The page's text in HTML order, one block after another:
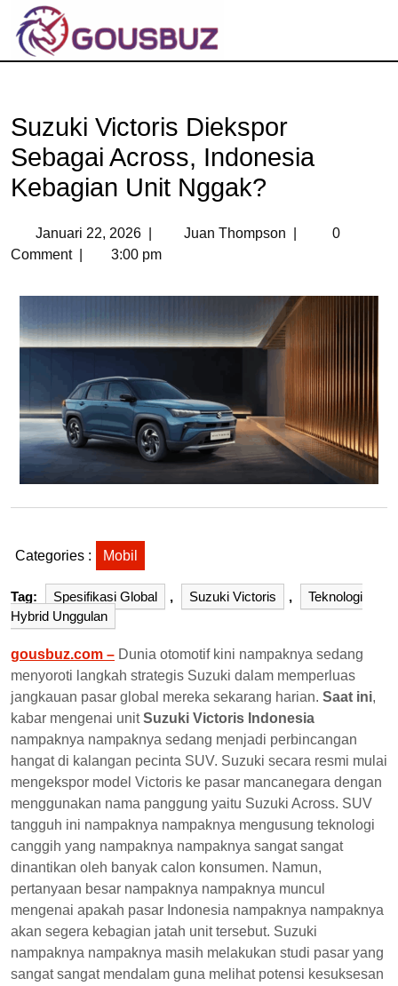
Suzuki Victoris Diekspor
Sebagai Across, Indonesia
Kebagian Unit Nggak?
Januari 22, 2026 Juan Thompson
0
Comment
3:00 pm
Categories : Mobil
Tag: Spesifikasi Global , Suzuki Victoris ,
Teknologi
Hybrid Unggulan
gousbuz.com – Dunia otomotif kini nampaknya sedang
menyoroti langkah strategis Suzuki dalam memperluas
jangkauan pasar global mereka sekarang harian. Saat ini,
kabar mengenai unitSuzuki Victoris Indonesia
nampaknya nampaknya sedang menjadi perbincangan
hangat di kalangan pecinta SUV. Suzuki secara resmi mulai
mengekspor model Victoris ke pasar mancanegara dengan
menggunakan nama panggung yaitu Suzuki Across. SUV
tangguh ini nampaknya nampaknya mengusung teknologi
canggih yang nampaknya nampaknya sangat sangat
dinantikan oleh banyak calon konsumen. Namun,
pertanyaan besar nampaknya nampaknya muncul
mengenai apakah pasar Indonesia nampaknya nampaknya
akan segera kebagian jatah unit tersebut. Suzuki
nampaknya nampaknya masih melakukan studi pasar yang
sangat sangat mendalam guna melihat potensi kesuksesan